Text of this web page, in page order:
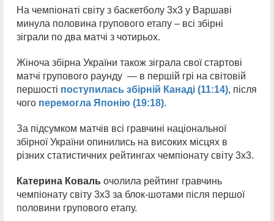
На чемпіонаті світу з баскетболу 3х3 у Варшаві
минула половина групового етапу – всі збірні
зіграли по два матчі з чотирьох.
Жіноча збірна України також зіграла свої стартові
матчі групового раунду — в першій грі на світовій
першості поступилась збірній Канаді (11:14), після
чого перемогла Японію (19:18).
За підсумком матчів всі гравчині національної
збірної України опинились на високих місцях в
різних статистичних рейтингах чемпіонату світу 3х3.
Катерина Коваль очолила рейтинг гравчинь
чемпіонату світу 3х3 за блок-шотами після першої
половини групового етапу.